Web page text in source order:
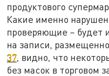
продуктового
Какие именно
проверяющие – будет
на записи,
37, видно, что
без масок в торговом